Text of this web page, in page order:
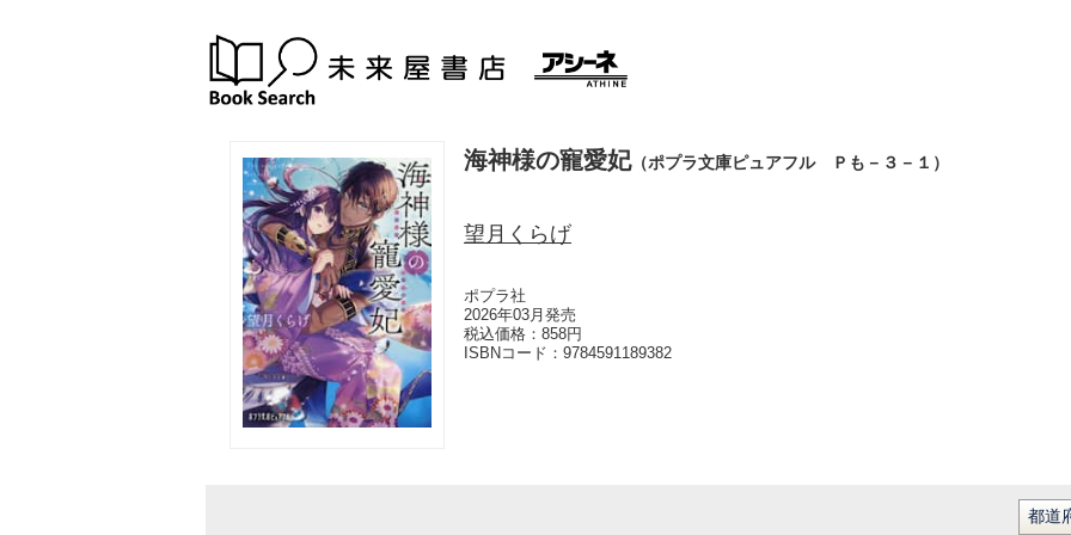
海神様の寵愛妃（ポプラ文庫ピュアフル Ｐも－３－１）
望月くらげ
ポプラ社
2026年03月発売
税込価格：858円
ISBNコード： 9784591189382